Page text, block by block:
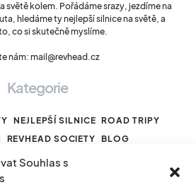
Souhlas s
světě kolem. Pořádáme srazy, jezdíme na
hledáme ty nejlepší silnice na světě, a
co si skutečně myslíme.
nám: mail@revhead.cz
Kategorie
NEJLEPŠÍ SILNICE ROAD TRIPY
REVHEAD SOCIETY BLOG